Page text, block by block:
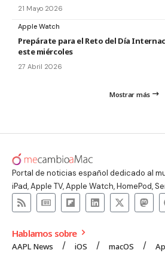
21 Mayo 2026
Apple Watch
Prepárate para el Reto del Día
este miércoles
27 Abril 2026
Mostrar más
Portal de noticias español dedicado al
iPad, Apple TV, Apple Watch, HomePod,
Hablamos sobre
AAPL News iOS macOS